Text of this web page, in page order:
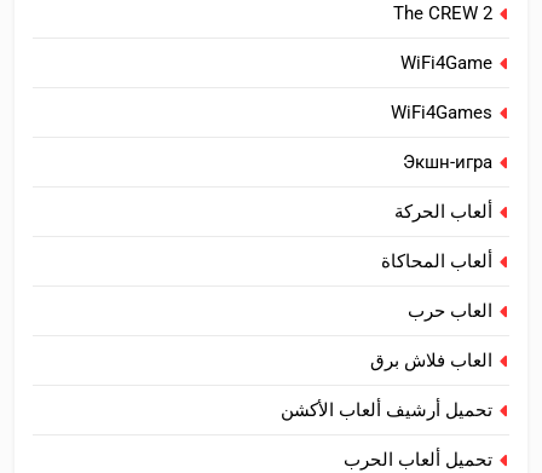
The CREW 2
WiFi4Game
WiFi4Games
Экшн-игра
ألعاب الحركة
ألعاب المحاكاة
العاب حرب
العاب فلاش برق
تحميل أرشيف ألعاب الأكشن
تحميل ألعاب الحرب